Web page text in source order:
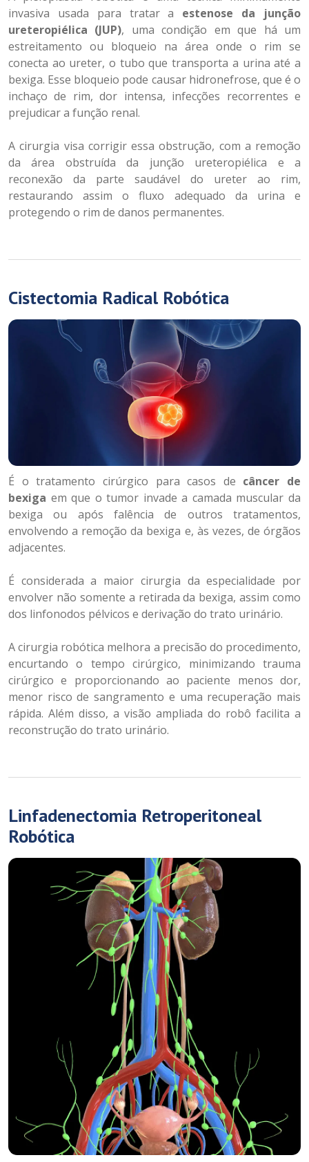
invasiva usada para tratar a estenose da junção
ureteropiélica (JUP), uma condição em que há um
estreitamento ou bloqueio na área onde o rim se
conecta ao ureter, o tubo que transporta a urina até a
bexiga. Esse bloqueio pode causar hidronefrose, que é o
inchaço de rim, dor intensa, infecções recorrentes e
prejudicar a função renal.
A cirurgia visa corrigir essa obstrução, com a remoção
da área obstruída da junção ureteropiélica e a
reconexão da parte saudável do ureter ao rim,
restaurando assim o fluxo adequado da urina e
protegendo o rim de danos permanentes.
Cistectomia Radical Robótica
É o tratamento cirúrgico para casos de câncer de
bexiga em que o tumor invade a camada muscular da
bexiga ou após falência de outros tratamentos,
envolvendo a remoção da bexiga e, às vezes, de órgãos
adjacentes.
É considerada a maior cirurgia da especialidade por
envolver não somente a retirada da bexiga, assim como
dos linfonodos pélvicos e derivação do trato urinário.
A cirurgia robótica melhora a precisão do procedimento,
encurtando o tempo cirúrgico, minimizando trauma
cirúrgico e proporcionando ao paciente menos dor,
menor risco de sangramento e uma recuperação mais
rápida. Além disso, a visão ampliada do robô facilita a
reconstrução do trato urinário.
Linfadenectomia Retroperitoneal
Robótica